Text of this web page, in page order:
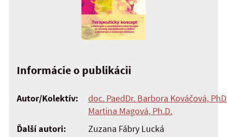
Informácie o publikácii
Autor/Kolektív:
doc. PaedDr. Barbora Kováčová,
Martina Magová, Ph.D.
Ďalší autori:
Zuzana Fábry Lucká